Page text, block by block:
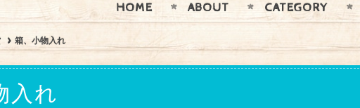
HOME ABOUT CATEGORY
箱、小物入れ
入れ